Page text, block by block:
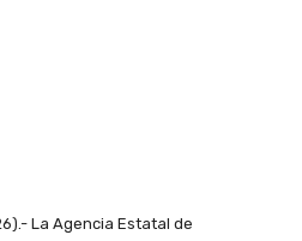
La Agencia Estatal de